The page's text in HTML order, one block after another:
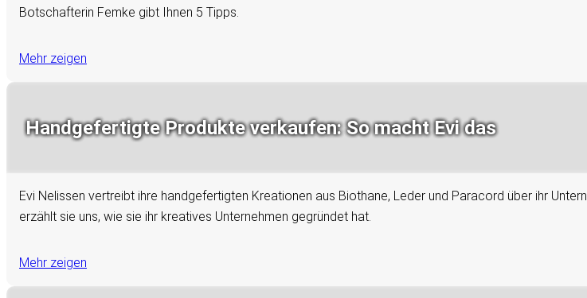
Botschafterin Femke gibt Ihnen 5 Tipps.
Mehr zeigen
Handgefertigte Produkte verkaufen: So macht Evi das
Evi Nelissen vertreibt ihre handgefertigten Kreationen aus Biothane, Leder und Paracord über ihr
erzählt sie uns, wie sie ihr kreatives Unternehmen gegründet hat.
Mehr zeigen